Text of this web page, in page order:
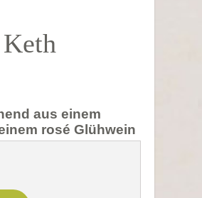
aus einem
rosé Glühwein